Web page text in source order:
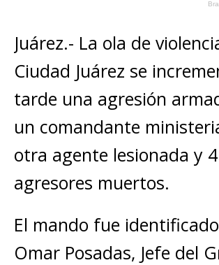
Juárez.- La ola de
Ciudad Juárez se
tarde una agresión
un comandante
otra agente lesionada y 4
agresores muertos.
El mando fue
Omar Posadas, Jefe del